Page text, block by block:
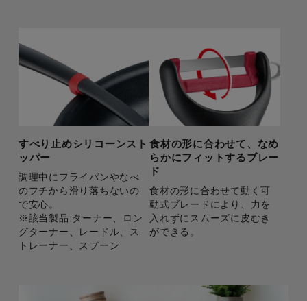
すべり止めシリコーンスト
ッパー
調理中にフライパンやなべ
のフチから滑り落ちないの
で安心。
※該当製品:ターナー、ロン
グターナー、レードル、ス
トレーナー、スプーン
食材の形に合わせて、なめ
らかにフィットするブレー
ド
食材の形に合わせて動く可
動式ブレードにより、力を
入れずにスムーズに皮むき
ができる。